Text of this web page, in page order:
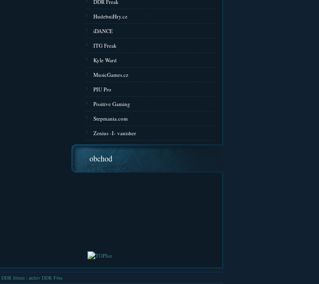
DDR Freak
HudebniHry.cz
iDANCE
ITG Freak
Kyle Ward
MusicGames.cz
PIU Pro
Positive Gaming
Stepmania.com
Zenius -I- vanisher
obchod
DDR fórum archiv DDR Fóra